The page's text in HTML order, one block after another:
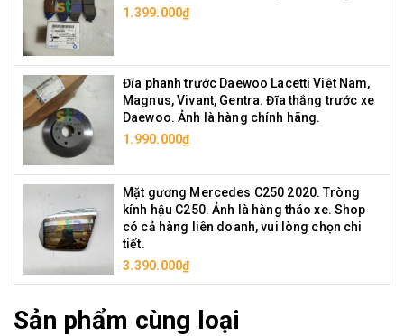
1.399.000₫
Đĩa phanh trước Daewoo Lacetti Việt Nam,
Magnus, Vivant, Gentra. Đĩa thắng trước xe
Daewoo. Ảnh là hàng chính hãng.
1.990.000₫
Mặt gương Mercedes C250 2020. Tròng
kính hậu C250. Ảnh là hàng tháo xe. Shop
có cả hàng liên doanh, vui lòng chọn chi
tiết.
3.390.000₫
Sản phẩm cùng loại